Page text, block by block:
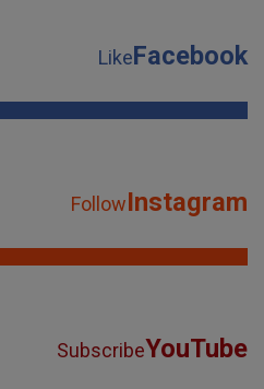
LikeFacebook
FollowInstagram
SubscribeYouTube